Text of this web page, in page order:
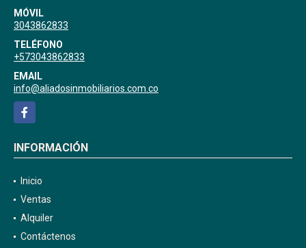
MÓVIL
3043862833
TELÉFONO
+573043862833
EMAIL
info@aliadosinmobiliarios.com.co
Facebook
INFORMACIÓN
Inicio
Ventas
Alquiler
Contáctenos